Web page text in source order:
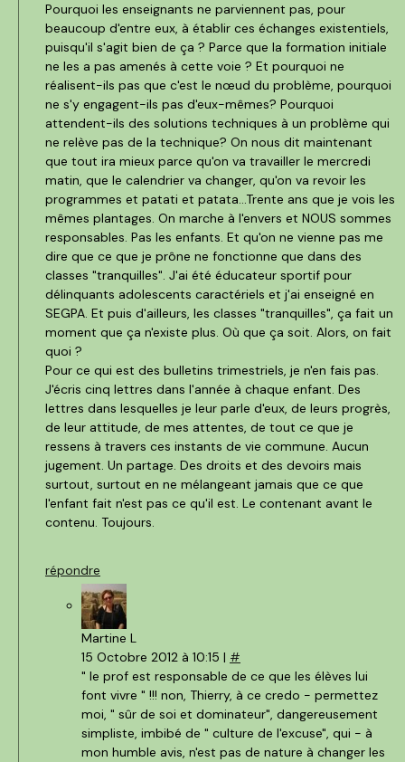
Pourquoi les enseignants ne parviennent pas, pour
beaucoup d'entre eux, à établir ces échanges existentiels,
puisqu'il s'agit bien de ça ? Parce que la formation initiale
ne les a pas amenés à cette voie ? Et pourquoi ne
réalisent-ils pas que c'est le nœud du problème, pourquoi
ne s'y engagent-ils pas d'eux-mêmes? Pourquoi
attendent-ils des solutions techniques à un problème qui
ne relève pas de la technique? On nous dit maintenant
que tout ira mieux parce qu'on va travailler le mercredi
matin, que le calendrier va changer, qu'on va revoir les
programmes et patati et patata...Trente ans que je vois les
mêmes plantages. On marche à l'envers et NOUS sommes
responsables. Pas les enfants. Et qu'on ne vienne pas me
dire que ce que je prône ne fonctionne que dans des
classes "tranquilles". J'ai été éducateur sportif pour
délinquants adolescents caractériels et j'ai enseigné en
SEGPA. Et puis d'ailleurs, les classes "tranquilles", ça fait un
moment que ça n'existe plus. Où que ça soit. Alors, on fait
quoi ?
Pour ce qui est des bulletins trimestriels, je n'en fais pas.
J'écris cinq lettres dans l'année à chaque enfant. Des
lettres dans lesquelles je leur parle d'eux, de leurs progrès,
de leur attitude, de mes attentes, de tout ce que je
ressens à travers ces instants de vie commune. Aucun
jugement. Un partage. Des droits et des devoirs mais
surtout, surtout en ne mélangeant jamais que ce que
l'enfant fait n'est pas ce qu'il est. Le contenant avant le
contenu. Toujours.
répondre
Martine L
15 Octobre 2012 à 10:15 | #
" le prof est responsable de ce que les élèves lui
font vivre " !!! non, Thierry, à ce credo - permettez
moi, " sûr de soi et dominateur", dangereusement
simpliste, imbibé de " culture de l'excuse", qui - à
mon humble avis, n'est pas de nature à changer les